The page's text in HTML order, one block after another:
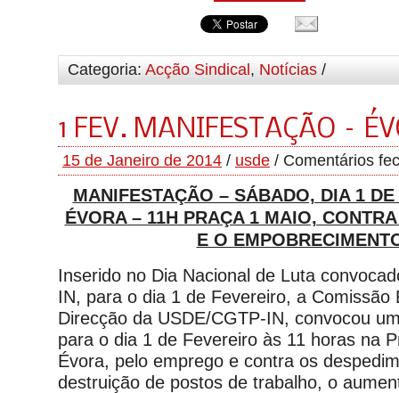
Categoria: Acção Sindical , Notícias /
1 FEV. MANIFESTAÇÃO –
15 de Janeiro de 2014 / usde / Comentários
MANIFESTAÇÃO – SÁBADO, DIA 1
ÉVORA – 11H PRAÇA 1 MAIO,
E O
Inserido no Dia Nacional de Luta
IN, para o dia 1 de Fevereiro, a Comissão
Direcção da USDE/CGTP-IN, convocou
para o dia 1 de Fevereiro às 11 horas na
Évora, pelo emprego e contra os
destruição de postos de trabalho, o